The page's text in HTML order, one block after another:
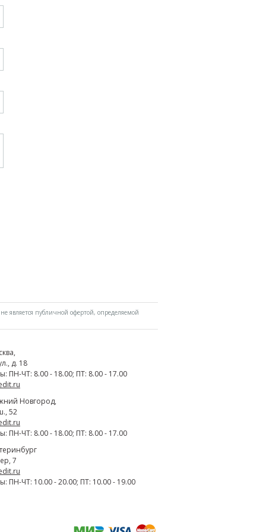
является публичной офертой, определяемой
,
д. 18
ПН-ЧТ: 8.00 - 18.00; ПТ: 8.00 - 17.00
Новгород,
52
ПН-ЧТ: 8.00 - 18.00; ПТ: 8.00 - 17.00
7
ПН-ЧТ: 10.00 - 20.00; ПТ: 10.00 - 19.00